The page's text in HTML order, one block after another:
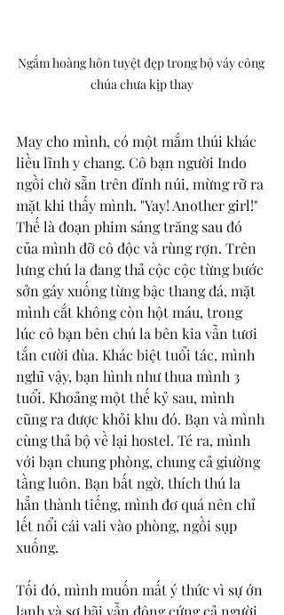
Ngắm hoàng hôn tuyệt đẹp trong bộ váy công
chúa chưa kịp thay
May cho mình, có một mắm thúi khác
liều lĩnh y chang. Cô bạn người Indo
ngồi chờ sẵn trên đỉnh núi, mừng rỡ ra
mặt khi thấy mình. "Yay! Another girl!"
Thế là đoạn phim sáng trăng sau đó
của mình đỡ cô độc và rùng rợn. Trên
lưng chú la đang thả cộc cộc từng bước
sởn gáy xuống từng bậc thang đá, mặt
mình cắt không còn hột máu, trong
lúc cô bạn bên chú la bên kia vẫn tươi
tắn cười đùa. Khác biệt tuổi tác, mình
nghĩ vậy, bạn hình như thua mình 3
tuổi. Khoảng một thế kỷ sau, mình
cũng ra được khỏi khu đó. Bạn và mình
cùng thả bộ về lại hostel. Té ra, mình
với bạn chung phòng, chung cả giường
tầng luôn. Bạn bất ngờ, thích thú la
hẳn thành tiếng, mình đơ quá nên chỉ
lết nổi cái vali vào phòng, ngồi sụp
xuống.
Tối đó, mình muốn mất ý thức vì sự ớn